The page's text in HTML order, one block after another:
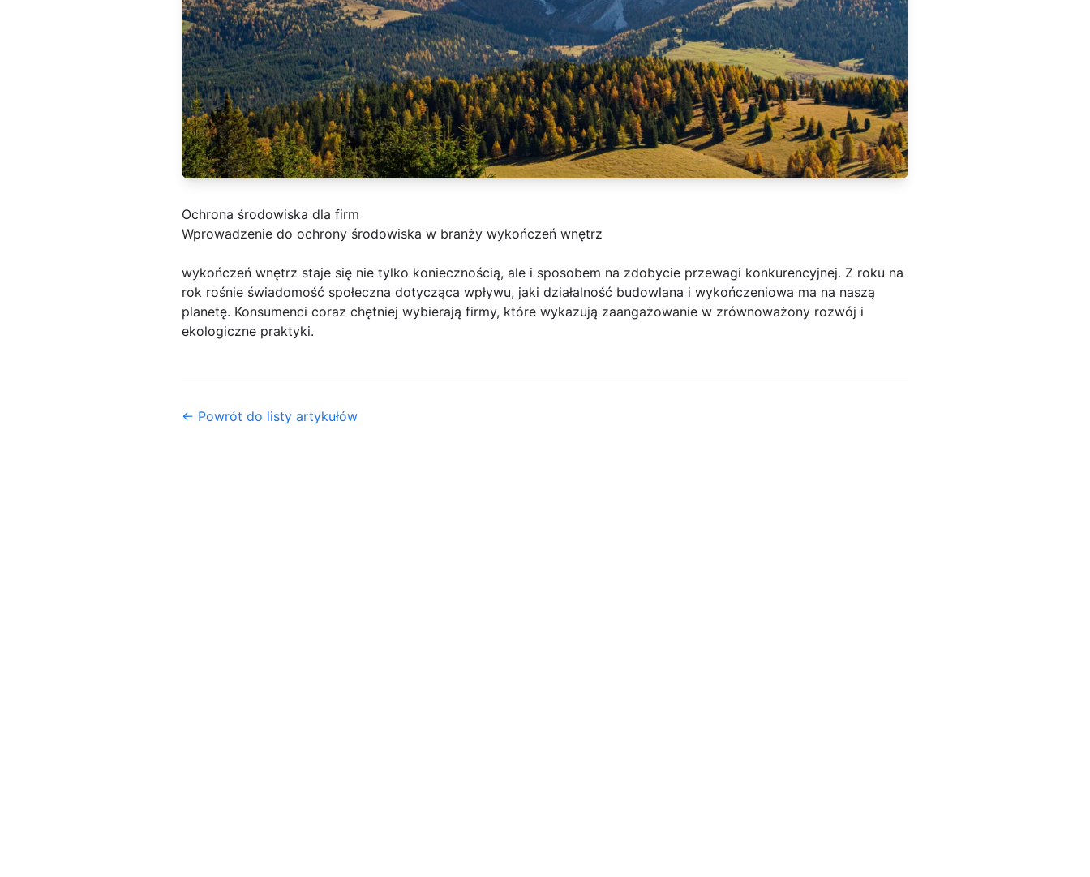
Ochrona środowiska dla firm
Wprowadzenie do ochrony środowiska w branży wykończeń wnętrz
wykończeń wnętrz staje się nie tylko koniecznością, ale i sposobem na zdobycie przewagi konkurencyjnej. Z roku na
rok rośnie świadomość społeczna dotycząca wpływu, jaki działalność budowlana i wykończeniowa ma na naszą
planetę. Konsumenci coraz chętniej wybierają firmy, które wykazują zaangażowanie w zrównoważony rozwój i
ekologiczne praktyki.
← Powrót do listy artykułów